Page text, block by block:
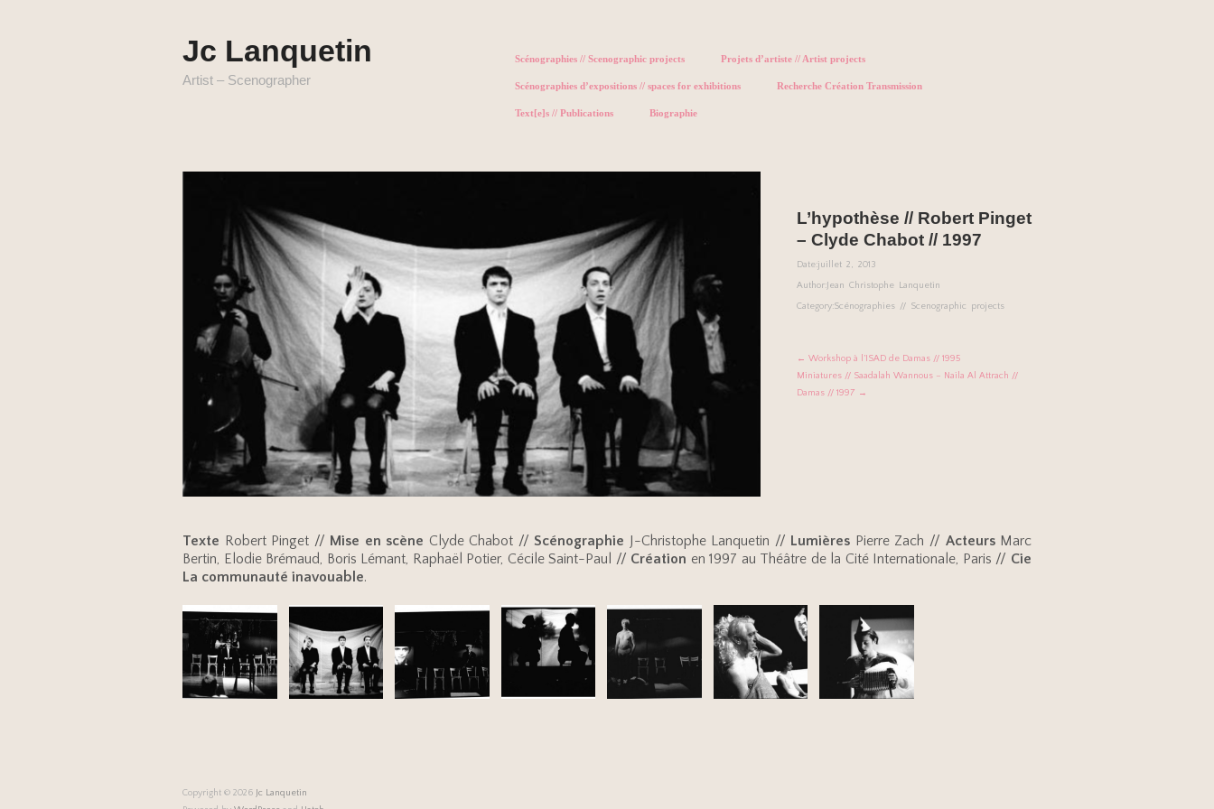
Jc Lanquetin
Artist – Scenographer
Scénographies // Scenographic projects Projets d’artiste // Artist projects
Scénographies d’expositions // spaces for exhibitions Recherche Création Transmission
Text[e]s // Publications Biographie
L’hypothèse // Robert Pinget
– Clyde Chabot // 1997
Date:juillet 2, 2013
Author:Jean Christophe Lanquetin
Category:Scénographies // Scenographic projects
← Workshop à l’ISAD de Damas // 1995
Miniatures // Saadalah Wannous – Naila Al Attrach //
Damas // 1997 →
Texte Robert Pinget // Mise en scène Clyde Chabot // Scénographie J-Christophe Lanquetin // Lumières Pierre Zach // ActeursMarc
Bertin, Elodie Brémaud, Boris Lémant, Raphaël Potier, Cécile Saint-Paul // Création en 1997 au Théâtre de la Cité Internationale, Paris // Cie
La communauté inavouable.
Copyright © 2026 Jc Lanquetin